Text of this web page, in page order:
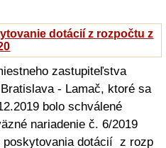
dotácií z rozpočtu z
zastupiteľstva
- Lamač, ktoré sa
bolo schválené
nariadenie č. 6/2019
poskytovania dotácií z rozp